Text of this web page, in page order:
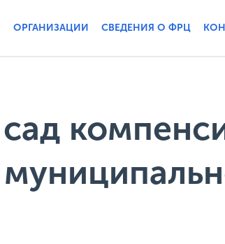
ОРГАНИЗАЦИИ СВЕДЕНИЯ О ФРЦ